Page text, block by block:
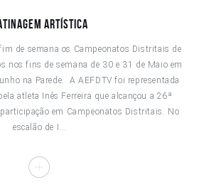
Artística
de semana os Campeonatos Distritais de
nos fins de semana de 30 e 31 de Maio em
na Parede. A AEFDTV foi representada
atleta Inês Ferreira que alcançou a 26ª
em Campeonatos Distritais. No
escalão de I...